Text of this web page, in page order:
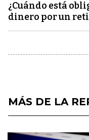
¿Cuándo está
dinero por un
MÁS DE LA